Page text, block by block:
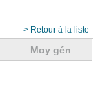
> Retour à la liste
Moy gén